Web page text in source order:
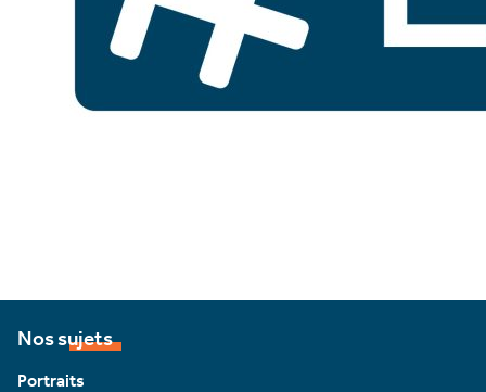
Nos sujets
Portraits